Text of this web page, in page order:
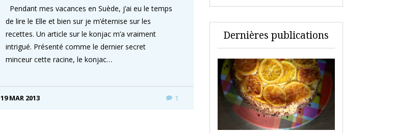
Pendant mes vacances en Suède, j’ai eu le temps
de lire le Elle et bien sur je m’éternise sur les
recettes. Un article sur le konjac m’a vraiment
intrigué. Présenté comme le dernier secret
minceur cette racine, le konjac…
19 MAR 2013 1
Dernières publications